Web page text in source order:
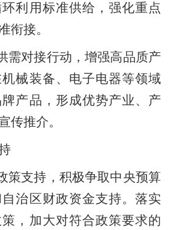
利用标准供给，强化重点
衔接。
需对接行动，增强高品质产
械装备、电子电器等领域
产品 ，形成优势产业、产
传推介。
策支持 ， 积极争取中央预算
治区财政资金支持。落实
，加大对符合政策要求的